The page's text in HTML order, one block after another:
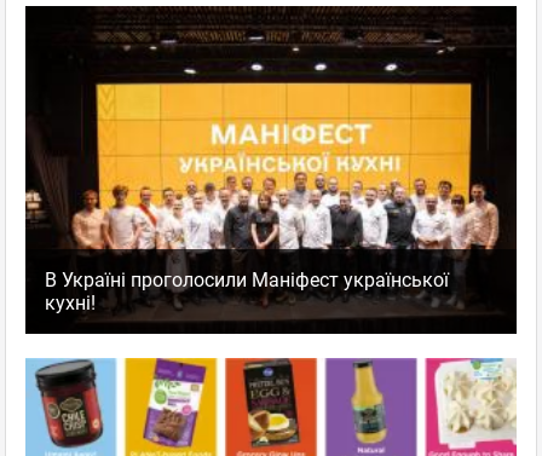
В Україні проголосили Маніфест української
кухні!